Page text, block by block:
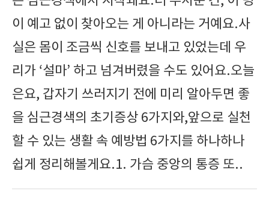
이 예고 없이 찾아오는 게 아니라는 거예요.사
실은 몸이 조금씩 신호를 보내고 있었는데 우
리가 ‘설마’ 하고 넘겨버렸을 수도 있어요.오늘
은요, 갑자기 쓰러지기 전에 미리 알아두면 좋
을 심근경색의 초기증상 6가지와,앞으로 실천
할 수 있는 생활 속 예방법 6가지를 하나하나
쉽게 정리해볼게요.1. 가슴 중앙의 통증 또..